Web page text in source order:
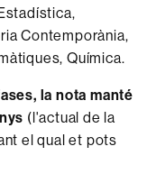
Contemporània,
Química.
la nota manté
(l'actual de la
el qual et pots